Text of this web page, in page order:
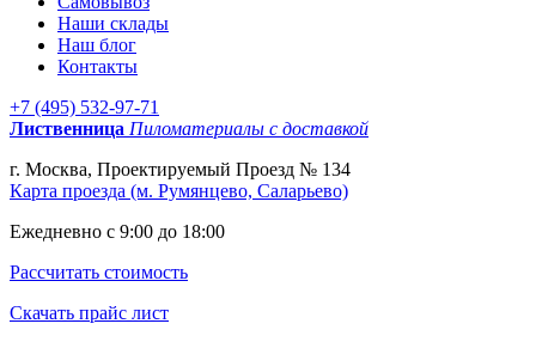
Наши склады
Наш блог
Контакты
+7 (495) 532-97-71
Лиственница Пиломатериалы с доставкой
г. Москва, Проектируемый Проезд № 134
Карта проезда (м. Румянцево, Саларьево)
Ежедневно с 9:00 до 18:00
Рассчитать стоимость
Скачать прайс лист